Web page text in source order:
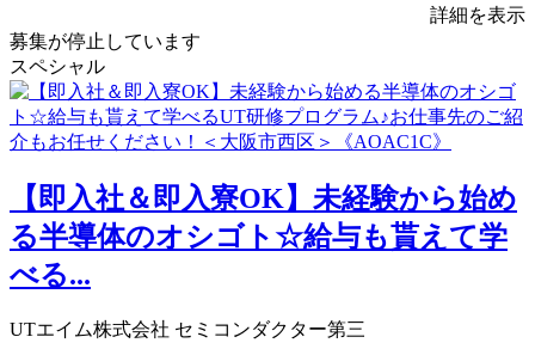
詳細を表示
募集が停止しています
スペシャル
【即入社＆即入寮OK】未経験から始め
る半導体のオシゴト☆給与も貰えて学
べる...
UTエイム株式会社 セミコンダクター第三